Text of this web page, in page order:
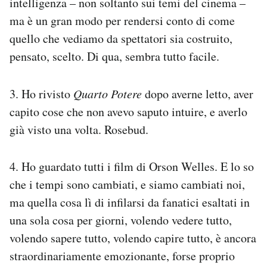
ma è un gran modo per rendersi conto di come
quello che vediamo da spettatori sia costruito,
pensato, scelto. Di qua, sembra tutto facile.
3. Ho rivisto Quarto Poteredopo averne letto, aver
capito cose che non avevo saputo intuire, e averlo
già visto una volta. Rosebud.
4. Ho guardato tutti i film di Orson Welles. E lo so
che i tempi sono cambiati, e siamo cambiati noi,
ma quella cosa lì di infilarsi da fanatici esaltati in
una sola cosa per giorni, volendo vedere tutto,
volendo sapere tutto, volendo capire tutto, è ancora
straordinariamente emozionante, forse proprio